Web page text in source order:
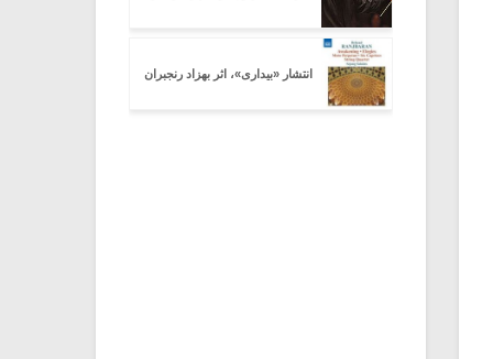
انتشار «بیداری»، اثر بهزاد رنجبران